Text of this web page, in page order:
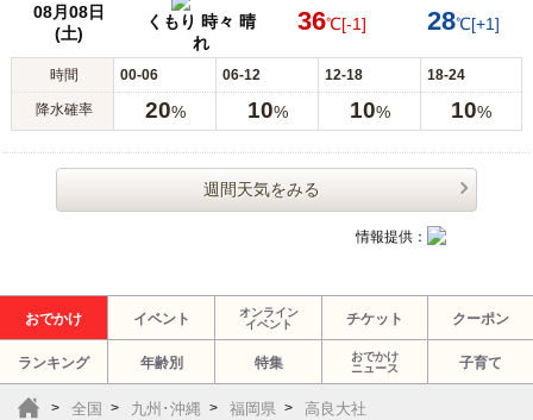
08月08日
(土)
くもり 時々 晴
れ
36℃[-1] 28℃[+1]
時間 00-06 06-12 12-18 18-24
降水確率 20% 10% 10% 10%
週間天気をみる
情報提供：
おでかけ イベント
オンライン
イベント
チケット クーポン
ランキング 年齢別 特集
おでかけ
ニュース
子育て
全国 九州･沖縄 福岡県 高良大社